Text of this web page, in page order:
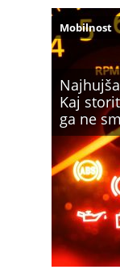
Kaj
ga ne
Mobilnost